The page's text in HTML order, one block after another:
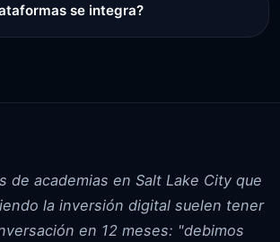
se integra?
de academias en Salt Lake City que
la inversión digital suelen tener
en 12 meses: "debimos